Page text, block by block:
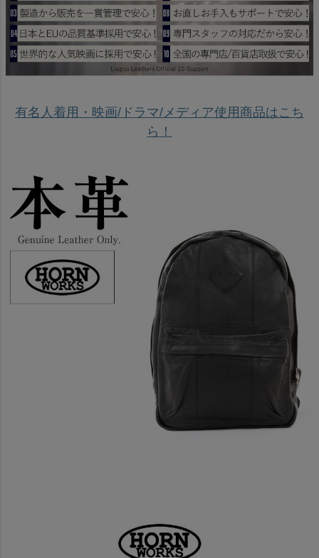
有名人着用・映画/ドラマ/メディア使用商品はこち
ら！